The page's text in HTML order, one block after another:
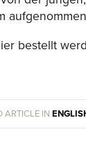
bestellt
ARTICLE IN